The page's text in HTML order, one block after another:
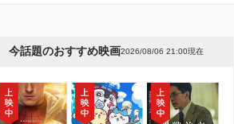
今話題のおすすめ映画2026/08/06 21:00現在